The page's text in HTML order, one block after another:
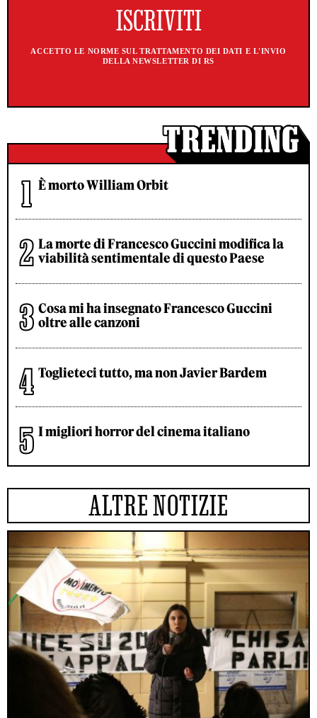
ACCETTO LE NORME SUL TRATTAMENTO DEI DATI E L'INVIO
DELLA NEWSLETTER DI RS
È morto William Orbit
La morte di Francesco Guccini modifica la
viabilità sentimentale di questo Paese
Cosa mi ha insegnato Francesco Guccini
oltre alle canzoni
Toglieteci tutto, ma non Javier Bardem
I migliori horror del cinema italiano
ALTRE NOTIZIE